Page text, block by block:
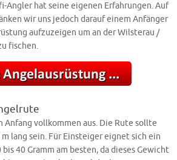
Angler hat seine eigenen Erfahrungen. Auf
wir uns jedoch darauf einem Anfänger
aufzuzeigen um an der Wilsterau /
fischen.
Anfang vollkommen aus. Die Rute sollte
lang sein. Für Einsteiger eignet sich ein
40 Gramm am besten, da dieses Gewicht